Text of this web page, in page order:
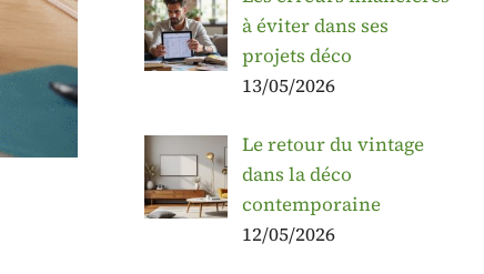
à éviter dans ses
projets déco
13/05/2026
Le retour du vintage
dans la déco
contemporaine
12/05/2026